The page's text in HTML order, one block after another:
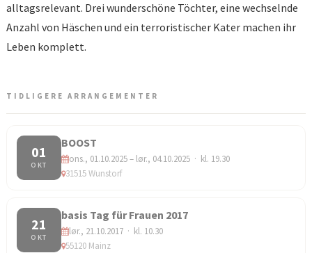
alltagsrelevant. Drei wunderschöne Töchter, eine wechselnde
Anzahl von Häschen und ein terroristischer Kater machen ihr
Leben komplett.
TIDLIGERE ARRANGEMENTER
01
OKT
BOOST
ons., 01.10.2025 – lør., 04.10.2025 · kl. 19.30
31515 Wunstorf
21
OKT
basis Tag für Frauen 2017
lør., 21.10.2017 · kl. 10.30
55120 Mainz